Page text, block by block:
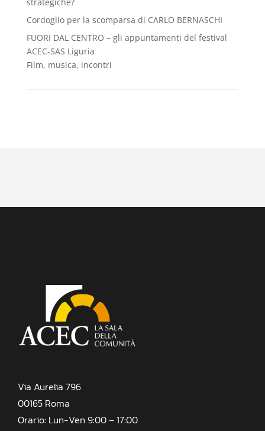
strategiche?
Cordoglio per la scomparsa di CARLO BERNASCHI
FUORI DAL CENTRO – gli appuntamenti del festival
ACEC-SAS Liguria
Film, musica, incontri
Via Aurelia 796
00165 Roma
Orario: Lun-Ven 9:00 – 17:00